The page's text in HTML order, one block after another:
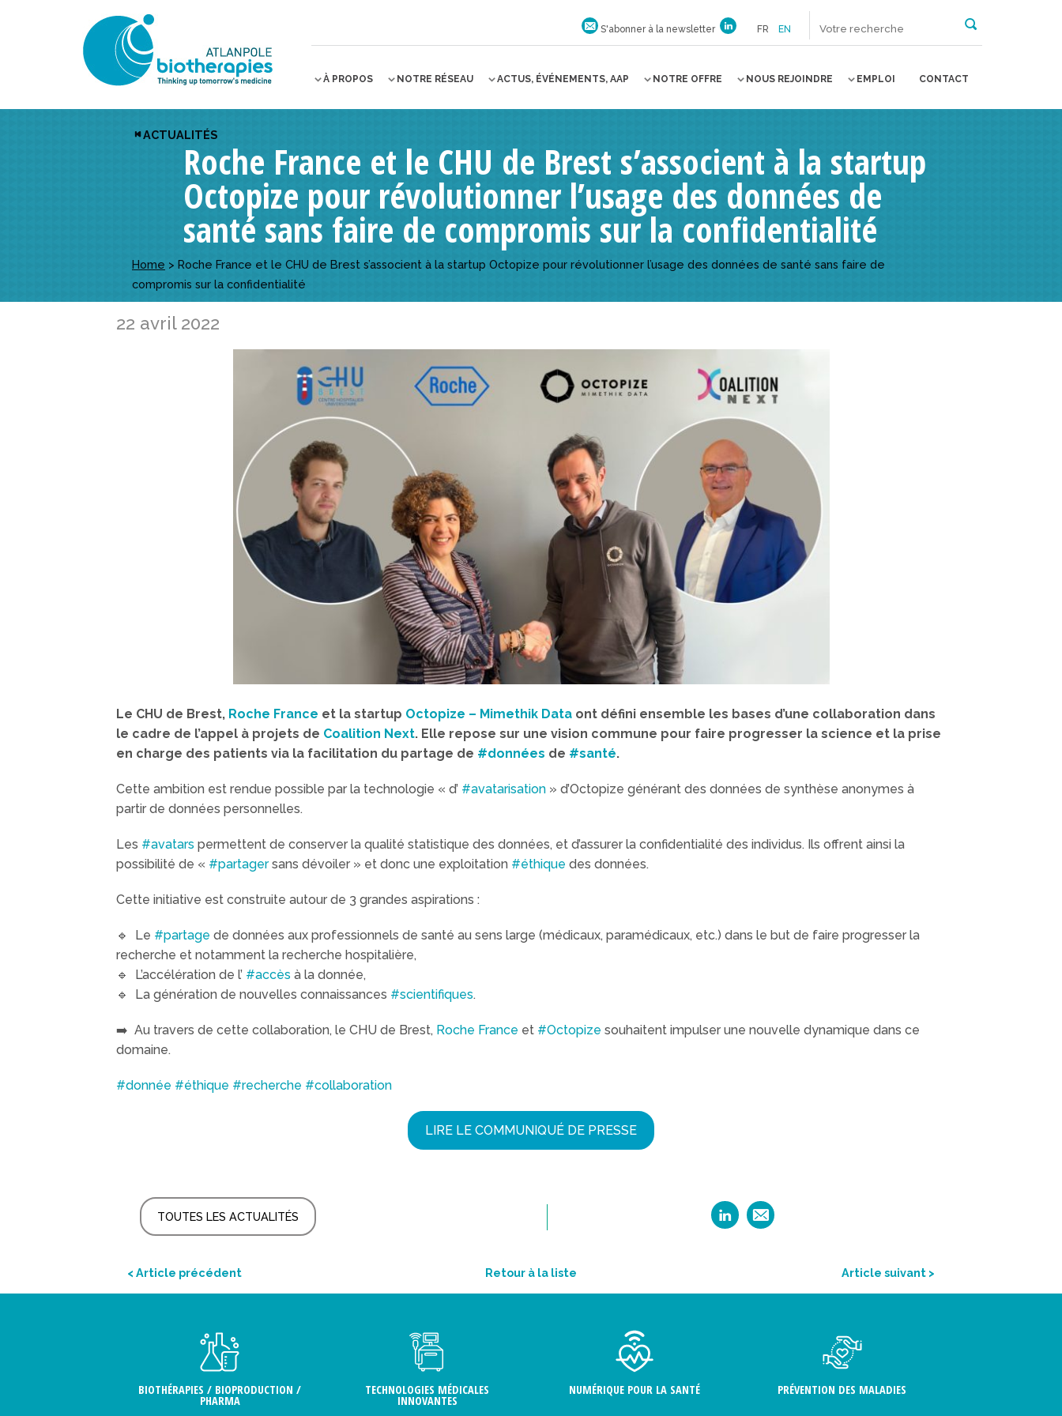
S'abonner à la newsletter FR EN
À PROPOS NOTRE RÉSEAU ACTUS, ÉVÉNEMENTS, AAP NOTRE OFFRE NOUS REJOINDRE EMPLOI CONTACT
ACTUALITÉS
Roche France et le CHU de Brest s’associent à la startup
Octopize pour révolutionner l’usage des données de
santé sans faire de compromis sur la confidentialité
Home > Roche France et le CHU de Brest s’associent à la startup Octopize pour révolutionner l’usage des données de santé sans faire de
compromis sur la confidentialité
22 avril 2022
Le CHU de Brest, Roche France et la startup Octopize – Mimethik Data ont défini ensemble les bases d’une collaboration dans
le cadre de l’appel à projets de Coalition Next. Elle repose sur une vision commune pour faire progresser la science et la prise
en charge des patients via la facilitation du partage de #données de #santé.
Cette ambition est rendue possible par la technologie « d’ #avatarisation » d’Octopize générant des données de synthèse anonymes à
partir de données personnelles.
Les #avatars permettent de conserver la qualité statistique des données, et d’assurer la confidentialité des individus. Ils offrent ainsi la
possibilité de « #partagersans dévoiler » et donc une exploitation #éthique des données.
Cette initiative est construite autour de 3 grandes aspirations :
🔹 Le #partage de données aux professionnels de santé au sens large (médicaux, paramédicaux, etc.) dans le but de faire progresser la
recherche et notamment la recherche hospitalière,
🔹 L’accélération de l’ #accès à la donnée,
🔹 La génération de nouvelles connaissances #scientifiques.
➡️ Au travers de cette collaboration, le CHU de Brest, Roche France et #Octopize souhaitent impulser une nouvelle dynamique dans ce
domaine.
#donnée #éthique #recherche #collaboration
LIRE LE COMMUNIQUÉ DE PRESSE
TOUTES LES ACTUALITÉS
< Article précédent Retour à la liste Article suivant >
BIOTHÉRAPIES / BIOPRODUCTION /
PHARMA
TECHNOLOGIES MÉDICALES
INNOVANTES
NUMÉRIQUE POUR LA SANTÉ PRÉVENTION DES MALADIES